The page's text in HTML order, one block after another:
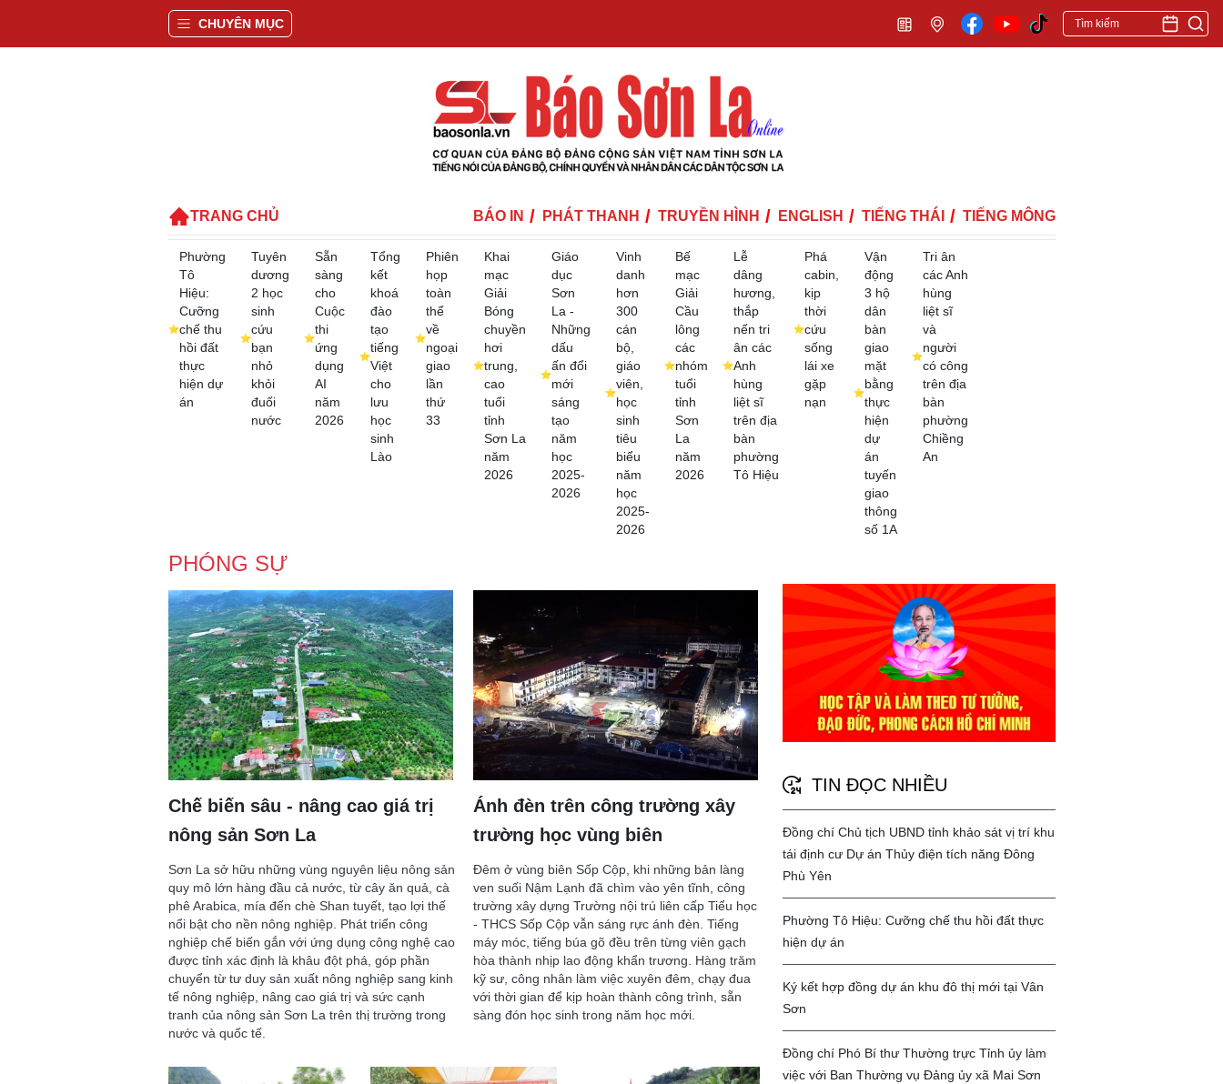
CHUYÊN MỤC
TRANG CHỦ BÁO IN PHÁT THANH TRUYỀN HÌNH ENGLISH TIẾNG THÁI TIẾNG MÔNG
Phường
Tô
Hiệu:
Cưỡng
chế thu
hồi đất
thực
hiện dự
án
Tuyên
dương
2 học
sinh
cứu
bạn
nhỏ
khỏi
đuối
nước
Sẵn
sàng
cho
Cuộc
thi
ứng
dụng
AI
năm
2026
Tổng
kết
khoá
đào
tạo
tiếng
Việt
cho
lưu
học
sinh
Lào
Phiên
họp
toàn
thể
về
ngoại
giao
lần
thứ
33
Khai
mạc
Giải
Bóng
chuyền
hơi
trung,
cao
tuổi
tỉnh
Sơn La
năm
2026
Giáo
dục
Sơn
La -
Những
dấu
ấn đổi
mới
sáng
tạo
năm
học
2025-
2026
Vinh
danh
hơn
300
cán
bộ,
giáo
viên,
học
sinh
tiêu
biểu
năm
học
2025-
2026
Bế
mạc
Giải
Cầu
lông
các
nhóm
tuổi
tỉnh
Sơn
La
năm
2026
Lễ
dâng
hương,
thắp
nến tri
ân các
Anh
hùng
liệt sĩ
trên địa
bàn
phường
Tô Hiệu
Phá
cabin,
kịp
thời
cứu
sống
lái xe
gặp
nạn
Vận
động
3 hộ
dân
bàn
giao
mặt
bằng
thực
hiện
dự
án
tuyến
giao
thông
số 1A
Tri ân
các Anh
hùng
liệt sĩ
và
người
có công
trên địa
bàn
phường
Chiềng
An
PHÓNG SỰ
Chế biến sâu - nâng cao giá trị
nông sản Sơn La
Sơn La sở hữu những vùng nguyên liệu nông sản
quy mô lớn hàng đầu cả nước, từ cây ăn quả, cà
phê Arabica, mía đến chè Shan tuyết, tạo lợi thế
nổi bật cho nền nông nghiệp. Phát triển công
nghiệp chế biến gắn với ứng dụng công nghệ cao
được tỉnh xác định là khâu đột phá, góp phần
chuyển từ tư duy sản xuất nông nghiệp sang kinh
tế nông nghiệp, nâng cao giá trị và sức cạnh
tranh của nông sản Sơn La trên thị trường trong
nước và quốc tế.
Ánh đèn trên công trường xây
trường học vùng biên
Đêm ở vùng biên Sốp Cộp, khi những bản làng
ven suối Nậm Lạnh đã chìm vào yên tĩnh, công
trường xây dựng Trường nội trú liên cấp Tiểu học
- THCS Sốp Cộp vẫn sáng rực ánh đèn. Tiếng
máy móc, tiếng búa gõ đều trên từng viên gạch
hòa thành nhịp lao động khẩn trương. Hàng trăm
kỹ sư, công nhân làm việc xuyên đêm, chạy đua
với thời gian để kịp hoàn thành công trình, sẵn
sàng đón học sinh trong năm học mới.
TIN ĐỌC NHIỀU
Đồng chí Chủ tịch UBND tỉnh khảo sát vị trí khu
tái định cư Dự án Thủy điện tích năng Đông
Phù Yên
Phường Tô Hiệu: Cưỡng chế thu hồi đất thực
hiện dự án
Ký kết hợp đồng dự án khu đô thị mới tại Vân
Sơn
Đồng chí Phó Bí thư Thường trực Tỉnh ủy làm
việc với Ban Thường vụ Đảng ủy xã Mai Sơn